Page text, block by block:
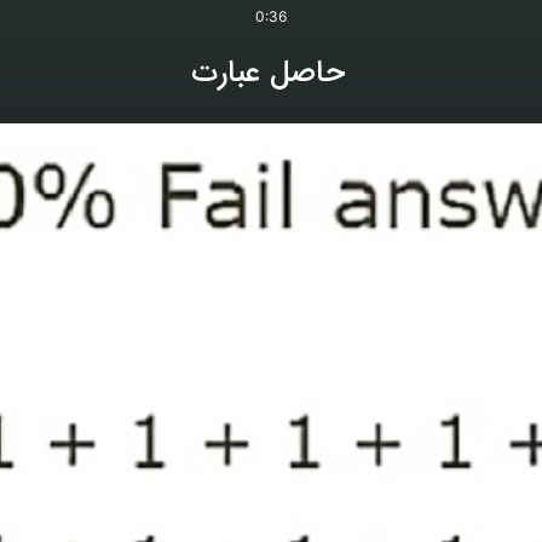
0:36
حاصل عبارت